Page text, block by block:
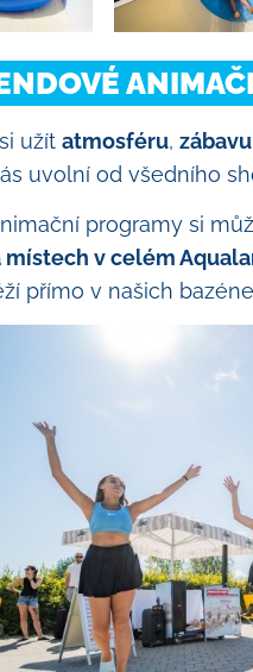
užít atmosféru, zábavu
uvolní od všedního
programy si
místech v celém
přímo v našich